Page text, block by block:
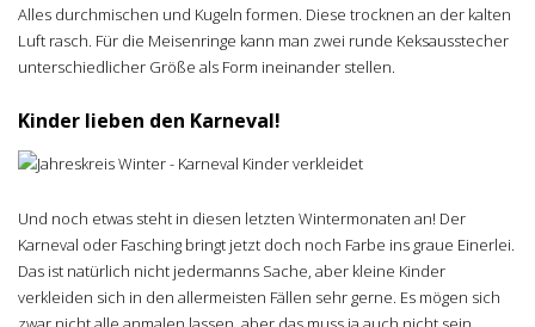
Alles durchmischen und Kugeln formen. Diese trocknen an der kalten
Luft rasch. Für die Meisenringe kann man zwei runde Keksausstecher
unterschiedlicher Größe als Form ineinander stellen.
Kinder lieben den Karneval!
Und noch etwas steht in diesen letzten Wintermonaten an! Der
Karneval oder Fasching bringt jetzt doch noch Farbe ins graue Einerlei.
Das ist natürlich nicht jedermanns Sache, aber kleine Kinder
verkleiden sich in den allermeisten Fällen sehr gerne. Es mögen sich